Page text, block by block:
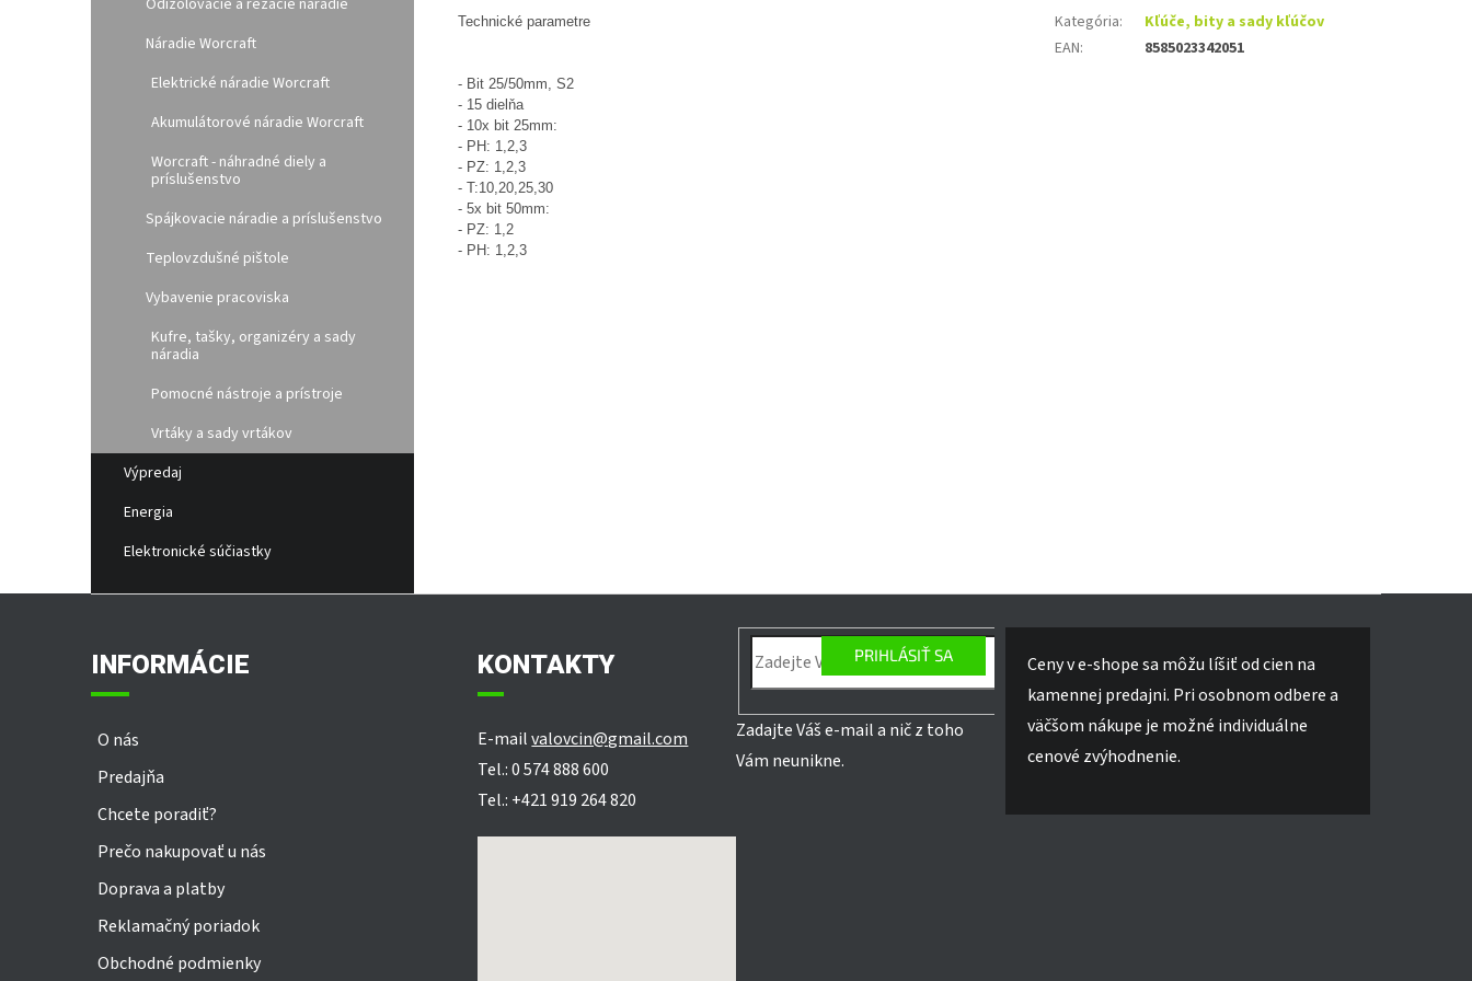
Odizolovacie a rezacie náradie
Náradie Worcraft
Elektrické náradie Worcraft
Akumulátorové náradie Worcraft
Worcraft - náhradné diely a
príslušenstvo
Spájkovacie náradie a príslušenstvo
Teplovzdušné pištole
Vybavenie pracoviska
Kufre, tašky, organizéry a sady
náradia
Pomocné nástroje a prístroje
Vrtáky a sady vrtákov
Výpredaj
Energia
Elektronické súčiastky
Technické parametre
- Bit 25/50mm, S2
- 15 dielňa
- 10x bit 25mm:
- PH: 1,2,3
- PZ: 1,2,3
- T:10,20,25,30
- 5x bit 50mm:
- PZ: 1,2
- PH: 1,2,3
Kategória:
Kľúče, bity a sady kľúčov
EAN: 8585023342051
INFORMÁCIE
O nás
Predajňa
Chcete poradiť?
Prečo nakupovať u nás
Doprava a platby
Reklamačný poriadok
Obchodné podmienky
KONTAKTY
E-mailvalovcin@gmail.com
Tel.: 0 574 888 600
Tel.: +421 919 264 820
PRIHLÁSIŤ SA
Zadajte Váš e-mail a nič z toho
Vám neunikne.
Ceny v e-shope sa môžu líšiť od cien na
kamennej predajni. Pri osobnom odbere a
väčšom nákupe je možné individuálne
cenové zvýhodnenie.